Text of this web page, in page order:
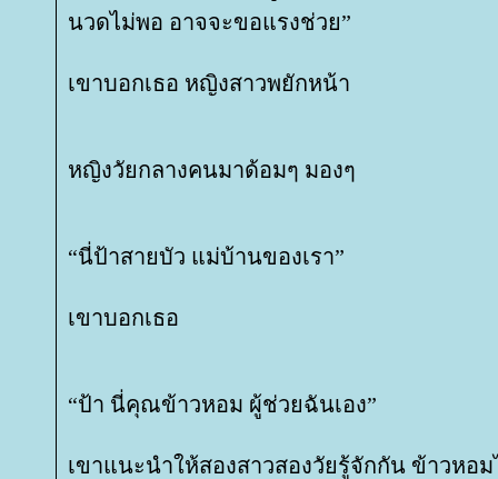
นวดไม่พอ อาจจะขอแรงช่วย”
เขาบอกเธอ หญิงสาวพยักหน้า
หญิงวัยกลางคนมาด้อมๆ มองๆ
“นี่ป้าสายบัว แม่บ้านของเรา”
เขาบอกเธอ
“ป้า นี่คุณข้าวหอม ผู้ช่วยฉันเอง”
เขาแนะนำให้สองสาวสองวัยรู้จักกัน ข้าวหอ